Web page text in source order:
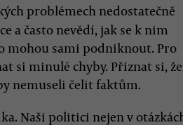
problémech nedostatečně
a často nevědí, jak se k nim
mohou sami podniknout. Pro
si minulé chyby. Přiznat si, že
nemuseli čelit faktům.
Naši politici nejen v